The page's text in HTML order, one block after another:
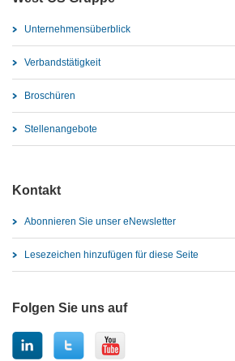
Unternehmensüberblick
Verbandstätigkeit
Broschüren
Stellenangebote
Kontakt
Abonnieren Sie unser eNewsletter
Lesezeichen hinzufügen für diese Seite
Folgen Sie uns auf